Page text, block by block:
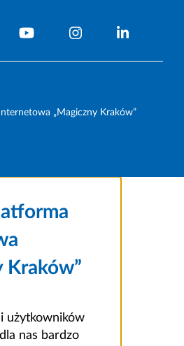
„Magiczny Kraków”
Kraków”
użytkowników
nas bardzo